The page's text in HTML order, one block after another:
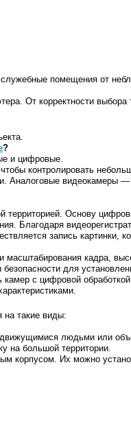
помещения от
От корректности выбора
?
и цифровые.
контролировать
Аналоговые видеокамеры
территорией. Основу
Благодаря
запись картинки,
кадра,
для
с цифровой обработкой
на такие виды:
людьми или
на большой территории.
корпусом. Их можно